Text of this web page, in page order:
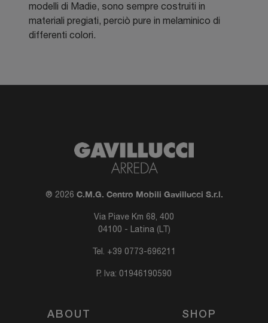
modelli di Madie, sono sempre costruiti in
materiali pregiati, perciò pure in melaminico di
differenti colori.
® 2026 C.M.G. Centro Mobili Gavillucci S.r.l.
Via Piave Km 68, 400
04100 - Latina (LT)
Tel. +39 0773-696211
P. Iva: 01946190590
ABOUT SHOP